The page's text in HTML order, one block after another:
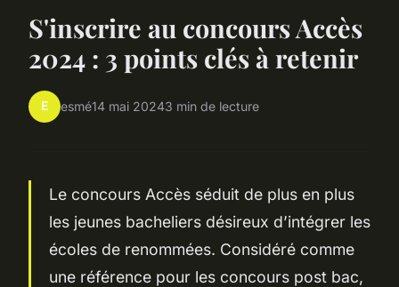
S'inscrire au concours Accès
2024 : 3 points clés à retenir
E esmé14 mai 20243 min de lecture
Le concours Accès séduit de plus en plus
les jeunes bacheliers désireux d’intégrer les
écoles de renommées. Considéré comme
une référence pour les concours post bac,